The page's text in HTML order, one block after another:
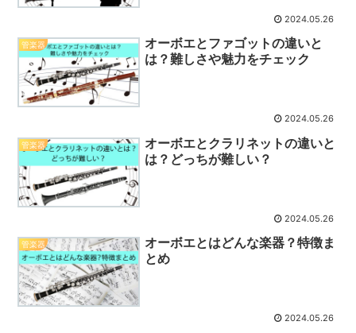
2024.05.26
管楽器
オーボエとファゴットの違いと
は？難しさや魅力をチェック
2024.05.26
管楽器
オーボエとクラリネットの違いと
は？どっちが難しい？
2024.05.26
管楽器
オーボエとはどんな楽器？特徴ま
とめ
2024.05.26